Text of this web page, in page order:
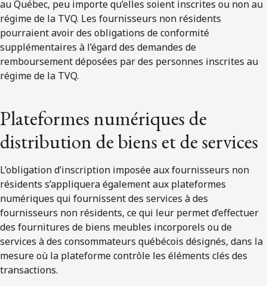
au Québec, peu importe qu’elles soient inscrites ou non au
régime de la TVQ. Les fournisseurs non résidents
pourraient avoir des obligations de conformité
supplémentaires à l’égard des demandes de
remboursement déposées par des personnes inscrites au
régime de la TVQ.
Plateformes numériques de
distribution de biens et de services
L’obligation d’inscription imposée aux fournisseurs non
résidents s’appliquera également aux plateformes
numériques qui fournissent des services à des
fournisseurs non résidents, ce qui leur permet d’effectuer
des fournitures de biens meubles incorporels ou de
services à des consommateurs québécois désignés, dans la
mesure où la plateforme contrôle les éléments clés des
transactions.